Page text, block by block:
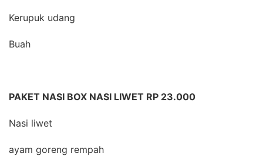
Kerupuk udang
Buah
PAKET NASI BOX NASI LIWET RP 23.000
Nasi liwet
ayam goreng rempah